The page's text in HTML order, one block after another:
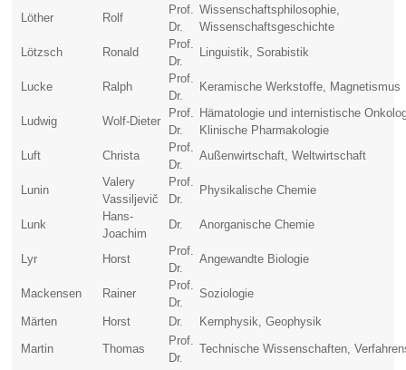
Löther Rolf
Prof.
Dr.
Wissenschaftsphilosophie,
Wissenschaftsgeschichte
Lötzsch
Ronald
Prof.
Dr.
Linguistik, Sorabistik
Lucke Ralph
Prof.
Dr.
Keramische Werkstoffe, Magnetismus
Ludwig Wolf-Dieter
Prof.
Dr.
Hämatologie und internistische
Klinische Pharmakologie
Luft
Christa
Prof.
Dr.
Außenwirtschaft, Weltwirtschaft
Lunin
Valery
Vassiljevič
Prof.
Dr.
Physikalische Chemie
Lunk
Hans-
Joachim
Dr. Anorganische Chemie
Lyr Horst
Prof.
Dr.
Angewandte Biologie
Mackensen Rainer
Prof.
Dr.
Soziologie
Märten Horst Dr.
Kernphysik, Geophysik
Martin
Thomas
Prof.
Dr.
Technische Wissenschaften,